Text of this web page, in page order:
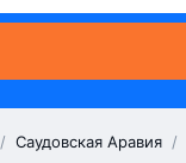
/ Саудовская Аравия /